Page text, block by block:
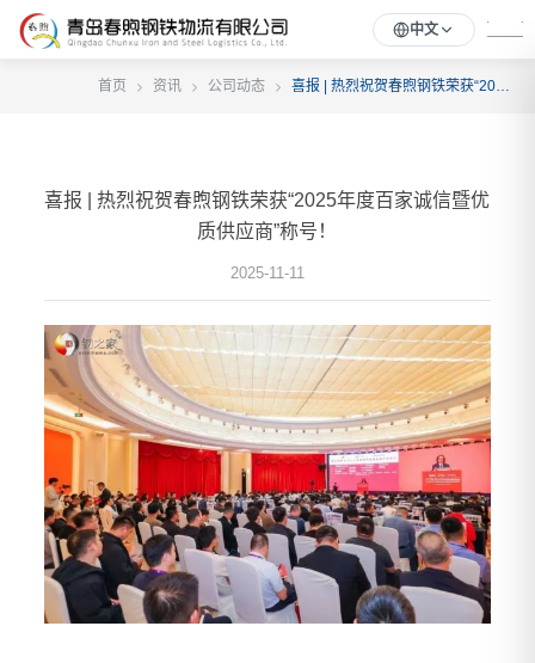
中文
首页 资讯 公司动态 喜报 | 热烈祝贺春煦钢铁荣获“2025年度百家诚信暨优质供应商”称号！
喜报 | 热烈祝贺春煦钢铁荣获“2025年度百家诚信暨优
质供应商”称号！
2025-11-11